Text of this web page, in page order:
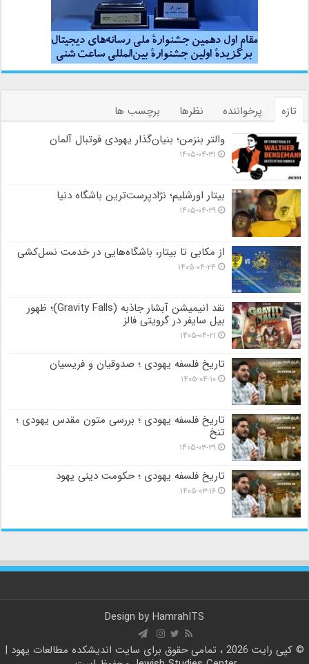
تازه پرخواننده نظرها
برچسب ها
والتر بنزمن؛ بنیان‌گذار یهودی فوتبال آلمان
۱۴۰۵-۰۴-۳۱
بیتار اورشلیم؛ نژادپرست‌ترین باشگاه دنیا
۱۴۰۵-۰۴-۲۹
از مکابی تا بیتار، باشگاه‌هایی در خدمت نسل‌کشی
۱۴۰۵-۰۴-۲۴
نقد انیمیشن آبشار جاذبه (Gravity Falls)؛ ظهور
بیل سایفر در گرویتی فالز
۱۴۰۵-۰۴-۲۱
تاریخ فلسفه یهودی ؛ صدوقیان و فریسیان
۱۴۰۵-۰۴-۱۰
تاریخ فلسفه یهودی ؛ بررسی متون مقدس یهودی ؛
تنخ
۱۴۰۵-۰۳-۲۹
تاریخ فلسفه یهودی ؛ حکومت دینی یهود
۱۴۰۵-۰۳-۱۶
Design by HamrahITS
© کپی رایت 2026 ، تمامی حقوق برای سایت
اندیشکده مطالعات یهود |